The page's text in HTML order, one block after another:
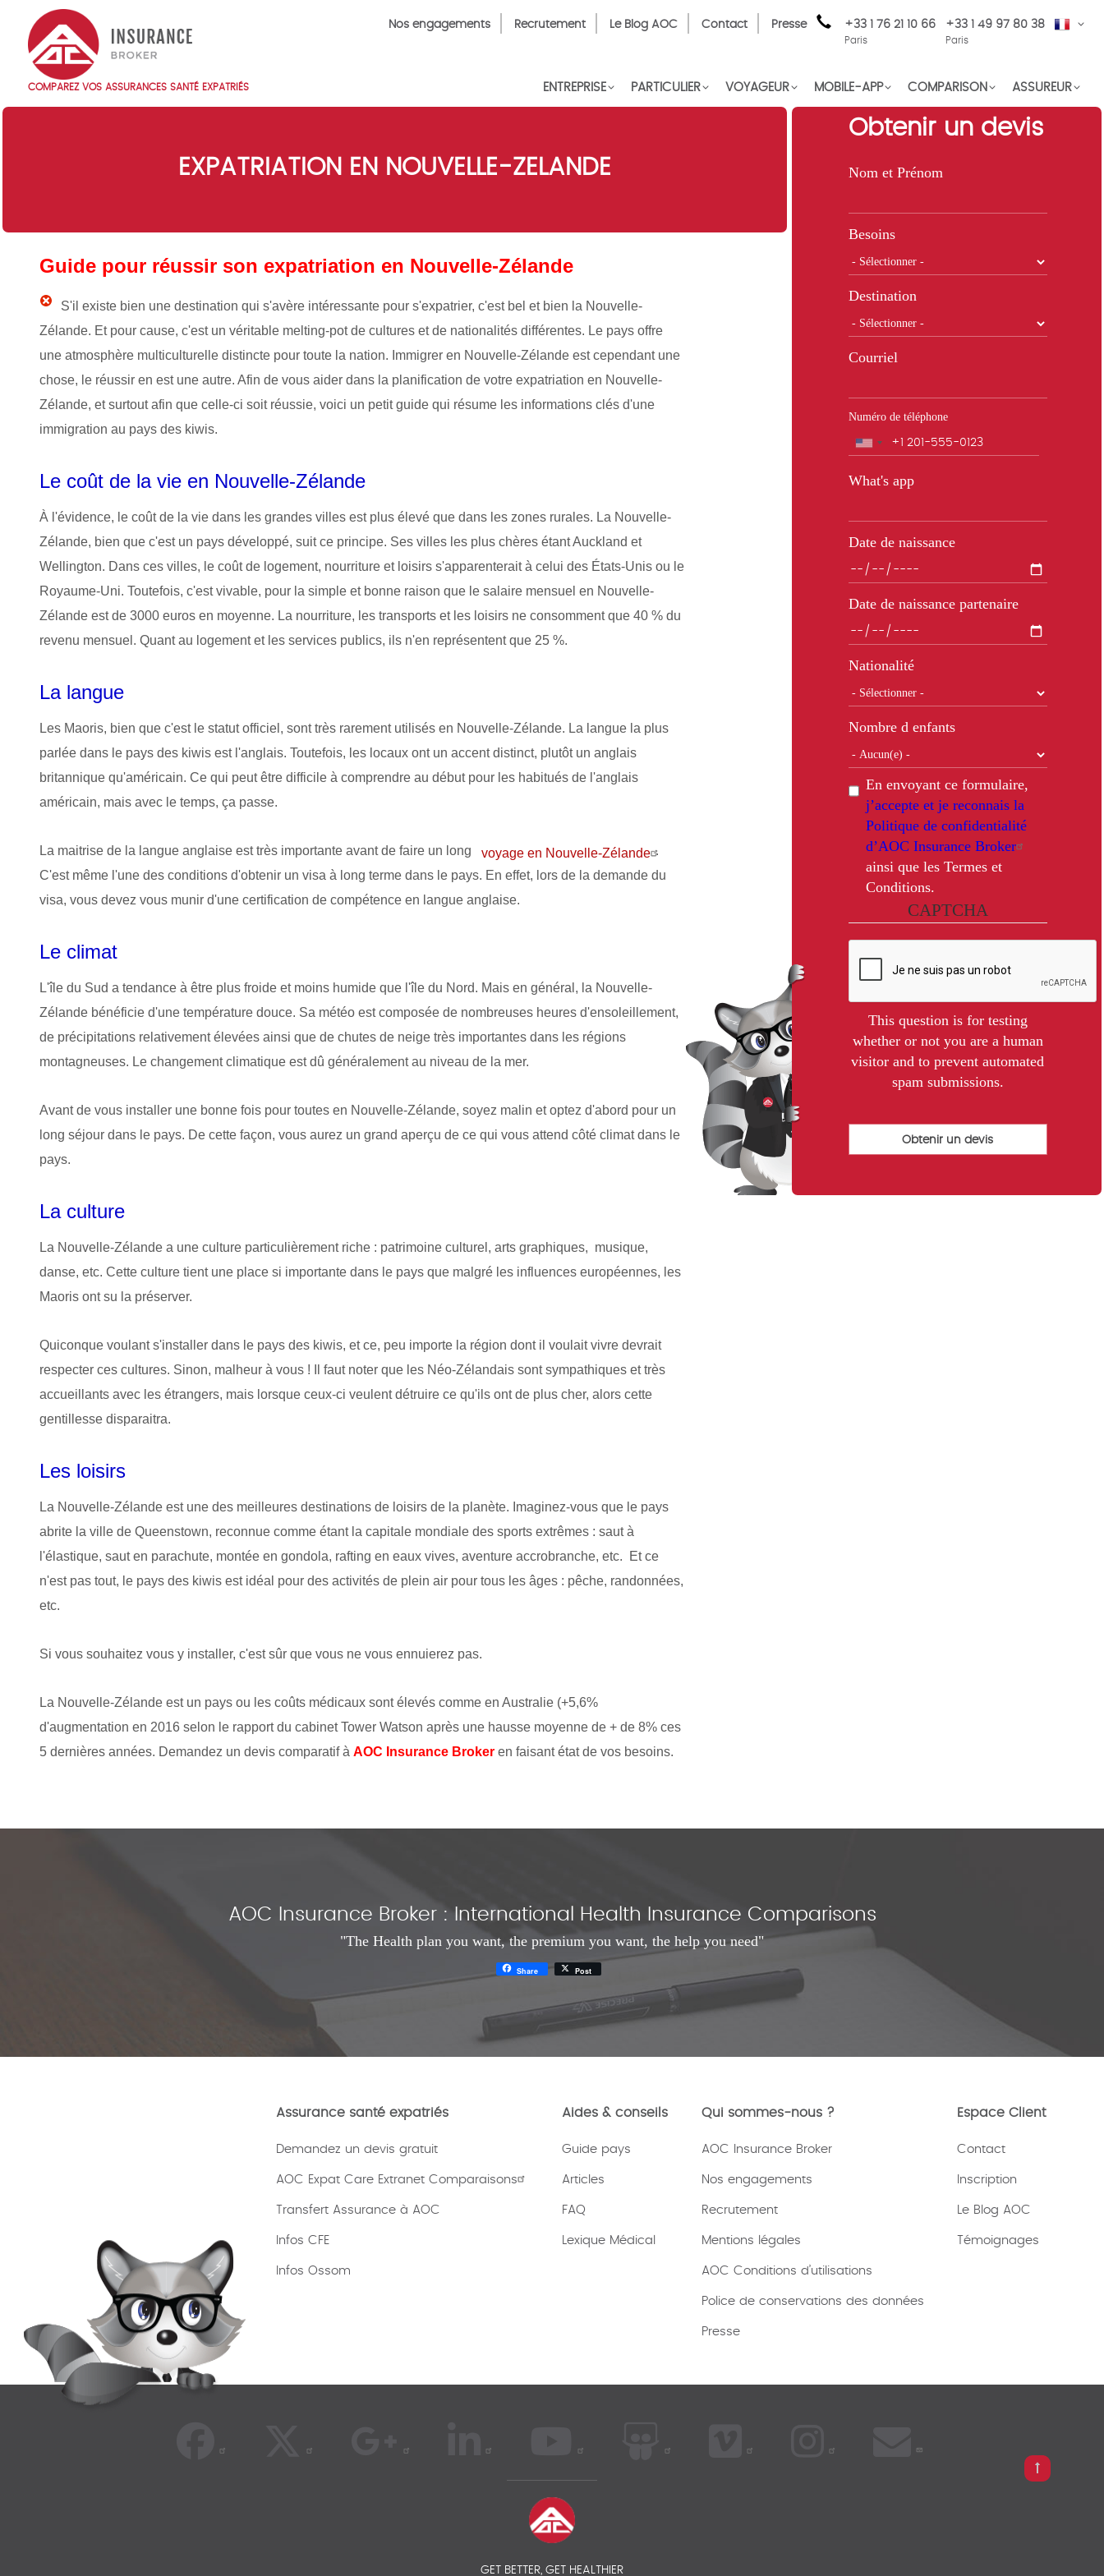
main
content
FR
TopNos engagements Recrutement Le Blog AOC Contact Presse +33 1 76 21 10 66
Paris
+33 1 49 97 80 38
Paris
COMPAREZ VOS ASSURANCES SANTÉ EXPATRIÉS
Main
ENTREPRISE PARTICULIER VOYAGEUR ASSUREUR
COMPARISON
MOBILE-APP
EXPATRIATION EN NOUVELLE-ZELANDE
Guide pour réussir son expatriation en Nouvelle-Zélande
S'il existe bien une destination qui s'avère intéressante pour s'expatrier, c'est bel et bien la Nouvelle-
Zélande. Et pour cause, c'est un véritable melting-pot de cultures et de nationalités différentes. Le pays offre
une atmosphère multiculturelle distincte pour toute la nation. Immigrer en Nouvelle-Zélande est cependant une
chose, le réussir en est une autre. Afin de vous aider dans la planification de votre expatriation en Nouvelle-
Zélande, et surtout afin que celle-ci soit réussie, voici un petit guide qui résume les informations clés d'une
immigration au pays des kiwis.
Le coût de la vie en Nouvelle-Zélande
À l'évidence, le coût de la vie dans les grandes villes est plus élevé que dans les zones rurales. La Nouvelle-
Zélande, bien que c'est un pays développé, suit ce principe. Ses villes les plus chères étant Auckland et
Wellington. Dans ces villes, le coût de logement, nourriture et loisirs s'apparenterait à celui des États-Unis ou le
Royaume-Uni. Toutefois, c'est vivable, pour la simple et bonne raison que le salaire mensuel en Nouvelle-
Zélande est de 3000 euros en moyenne. La nourriture, les transports et les loisirs ne consomment que 40 % du
revenu mensuel. Quant au logement et les services publics, ils n'en représentent que 25 %.
La langue
Les Maoris, bien que c'est le statut officiel, sont très rarement utilisés en Nouvelle-Zélande. La langue la plus
parlée dans le pays des kiwis est l'anglais. Toutefois, les locaux ont un accent distinct, plutôt un anglais
britannique qu'américain. Ce qui peut être difficile à comprendre au début pour les habitués de l'anglais
américain, mais avec le temps, ça passe.
La maitrise de la langue anglaise est très importante avant de faire un long voyage en Nouvelle-Zélande .
C'est même l'une des conditions d'obtenir un visa à long terme dans le pays. En effet, lors de la demande du
visa, vous devez vous munir d'une certification de compétence en langue anglaise.
Le climat
L'île du Sud a tendance à être plus froide et moins humide que l'île du Nord. Mais en général, la Nouvelle-
Zélande bénéficie d'une température douce. Sa météo est composée de nombreuses heures d'ensoleillement,
de précipitations relativement élevées ainsi que de chutes de neige très importantes dans les régions
montagneuses. Le changement climatique est dû généralement au niveau de la mer.
Avant de vous installer une bonne fois pour toutes en Nouvelle-Zélande, soyez malin et optez d'abord pour un
long séjour dans le pays. De cette façon, vous aurez un grand aperçu de ce qui vous attend côté climat dans le
pays.
La culture
La Nouvelle-Zélande a une culture particulièrement riche : patrimoine culturel, arts graphiques, musique,
danse, etc. Cette culture tient une place si importante dans le pays que malgré les influences européennes, les
Maoris ont su la préserver.
Quiconque voulant s'installer dans le pays des kiwis, et ce, peu importe la région dont il voulait vivre devrait
respecter ces cultures. Sinon, malheur à vous ! Il faut noter que les Néo-Zélandais sont sympathiques et très
accueillants avec les étrangers, mais lorsque ceux-ci veulent détruire ce qu'ils ont de plus cher, alors cette
gentillesse disparaitra.
Les loisirs
La Nouvelle-Zélande est une des meilleures destinations de loisirs de la planète. Imaginez-vous que le pays
abrite la ville de Queenstown, reconnue comme étant la capitale mondiale des sports extrêmes : saut à
l'élastique, saut en parachute, montée en gondola, rafting en eaux vives, aventure accrobranche, etc. Et ce
n'est pas tout, le pays des kiwis est idéal pour des activités de plein air pour tous les âges : pêche, randonnées,
etc.
Si vous souhaitez vous y installer, c'est sûr que vous ne vous ennuierez pas.
La Nouvelle-Zélande est un pays ou les coûts médicaux sont élevés comme en Australie (+5,6%
d'augmentation en 2016 selon le rapport du cabinet Tower Watson après une hausse moyenne de + de 8% ces
5 dernières années. Demandez un devis comparatif à AOC Insurance Broker en faisant état de vos besoins.
Obtenir un devis
Nom et Prénom
Besoins
Destination
Courriel
Numéro de téléphone
Téléphone
What's app
Date de naissance
Date de naissance partenaire
Nationalité
Nombre d enfants
En envoyant ce formulaire,
j’accepte et je reconnais la
Politique de confidentialité
d’AOC Insurance Broker
ainsi que les Termes et
Conditions.
CAPTCHA
This question is for testing
whether or not you are a human
visitor and to prevent automated
spam submissions.
AOC Insurance Broker : International Health Insurance Comparisons
"The Health plan you want, the premium you want, the help you need"
Share Post
Assurance santé expatriés
Demandez un devis gratuit
AOC Expat Care Extranet Comparaisons
Transfert Assurance à AOC
Infos CFE
Infos Ossom
Aides & conseils
Guide pays
Articles
FAQ
Lexique Médical
Qui sommes-nous ?
AOC Insurance Broker
Nos engagements
Recrutement
Mentions légales
AOC Conditions d’utilisations
Police de conservations des données
Presse
Espace Client
Contact
Inscription
Le Blog AOC
Témoignages
GET BETTER, GET HEALTHIER